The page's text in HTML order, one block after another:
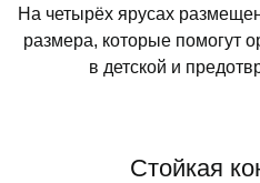
На четырёх ярусах
размера, которые помогут
в детской и
Стойкая